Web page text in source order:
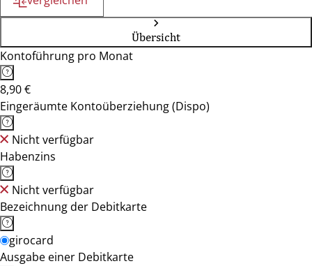
Übersicht
Kontoführung pro Monat
8,90 €
Eingeräumte Kontoüberziehung (Dispo)
Nicht verfügbar
Habenzins
Nicht verfügbar
Bezeichnung der Debitkarte
girocard
Ausgabe einer Debitkarte